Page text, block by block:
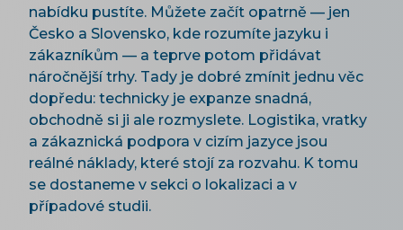
nabídku pustíte. Můžete začít opatrně — jen
Česko a Slovensko, kde rozumíte jazyku i
zákazníkům — a teprve potom přidávat
náročnější trhy. Tady je dobré zmínit jednu věc
dopředu: technicky je expanze snadná,
obchodně si ji ale rozmyslete. Logistika, vratky
a zákaznická podpora v cizím jazyce jsou
reálné náklady, které stojí za rozvahu. K tomu
se dostaneme v sekci o lokalizaci a v
případové studii.